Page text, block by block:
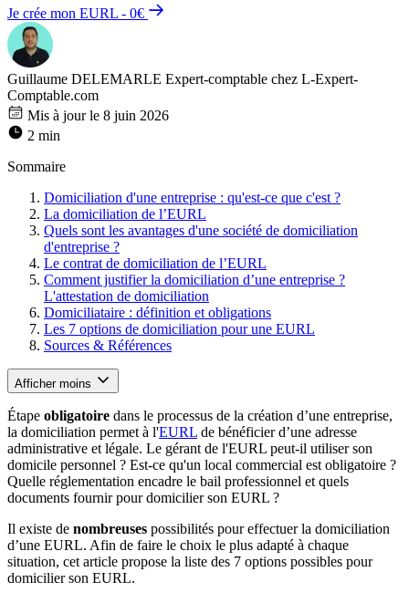
Je crée mon EURL - 0€
Guillaume DELEMARLE Expert-comptable chez L-Expert-
Comptable.com
Mis à jour le 8 juin 2026
2 min
Sommaire
Domiciliation d'une entreprise : qu'est-ce que c'est ?
La domiciliation de l’EURL
Quels sont les avantages d'une société de domiciliation
d'entreprise ?
Le contrat de domiciliation de l’EURL
Comment justifier la domiciliation d’une entreprise ?
L'attestation de domiciliation
Domiciliataire : définition et obligations
Les 7 options de domiciliation pour une EURL
Sources & Références
Afficher moins
Étape obligatoire dans le processus de la création d’une entreprise,
la domiciliation permet à l'EURL de bénéficier d’une adresse
administrative et légale. Le gérant de l'EURL peut-il utiliser son
domicile personnel ? Est-ce qu'un local commercial est obligatoire ?
Quelle réglementation encadre le bail professionnel et quels
documents fournir pour domicilier son EURL ?
Il existe de nombreuses possibilités pour effectuer la domiciliation
d’une EURL. Afin de faire le choix le plus adapté à chaque
situation, cet article propose la liste des 7 options possibles pour
domicilier son EURL.